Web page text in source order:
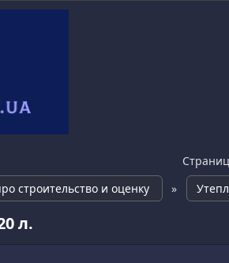
строительство и оценку »
л.